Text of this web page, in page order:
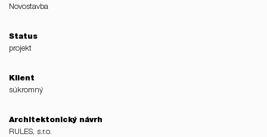
Novostavba
Status
projekt
Klient
súkromný
Architektonický návrh
RULES, s.r.o.